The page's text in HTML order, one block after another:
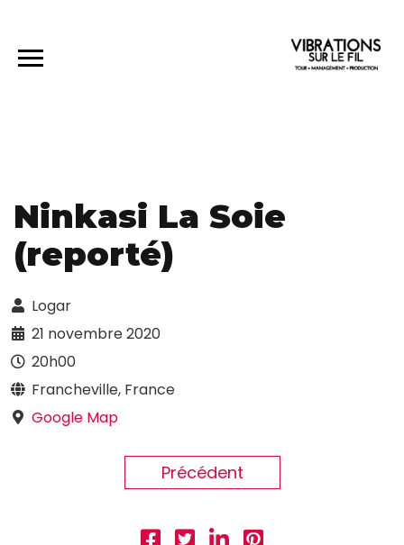
Ninkasi La Soie
(reporté)
Logar
21 novembre 2020
20h00
Francheville, France
Google Map
Précédent